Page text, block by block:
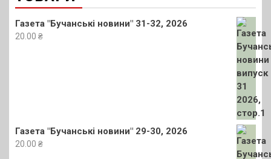
Газета "Бучанські новини" 31-32, 2026
20.00 ₴
Газета "Бучанські новини" 29-30, 2026
20.00 ₴